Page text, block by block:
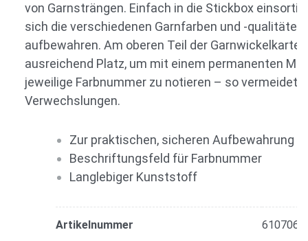
von Garnsträngen. Einfach in die Stickbox
sich die verschiedenen Garnfarben und -
aufbewahren. Am oberen Teil der Garnwickelkarte
ausreichend Platz, um mit einem permanenten
jeweilige Farbnummer zu notieren – so vermeidet
Verwechslungen.
Zur praktischen, sicheren Aufbewahrung
Beschriftungsfeld für Farbnummer
Langlebiger Kunststoff
Artikelnummer 610706